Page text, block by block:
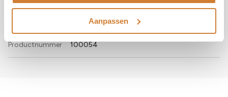
Aanpassen
full colour
Productnummer 100054